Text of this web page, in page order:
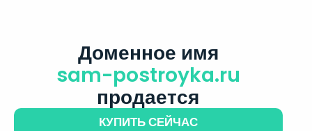
Доменное имя
sam-postroyka.ru
продается
КУПИТЬ СЕЙЧАС